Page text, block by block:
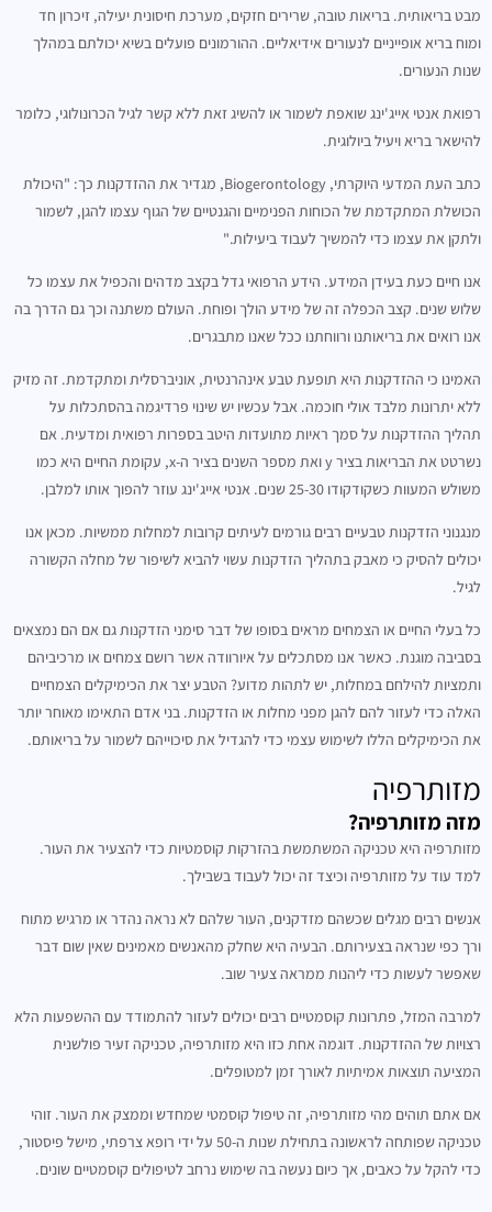
מבט בריאותית. בריאות טובה, שרירים חזקים, מערכת חיסונית יעילה, זיכרון חד
ומוח בריא אופייניים לנעורים אידיאליים. ההורמונים פועלים בשיא יכולתם במהלך
שנות הנעורים.
רפואת אנטי אייג'ינג שואפת לשמור או להשיג זאת ללא קשר לגיל הכרונולוגי, כלומר
להישאר בריא ויעיל ביולוגית.
כתב העת המדעי היוקרתי, Biogerontology, מגדיר את ההזדקנות כך: "היכולת
הכושלת המתקדמת של הכוחות הפנימיים והגנטיים של הגוף עצמו להגן, לשמור
ולתקן את עצמו כדי להמשיך לעבוד ביעילות."
אנו חיים כעת בעידן המידע. הידע הרפואי גדל בקצב מדהים והכפיל את עצמו כל
שלוש שנים. קצב הכפלה זה של מידע הולך ופוחת. העולם משתנה וכך גם הדרך בה
אנו רואים את בריאותנו ורווחתנו ככל שאנו מתבגרים.
האמינו כי ההזדקנות היא תופעת טבע אינהרנטית, אוניברסלית ומתקדמת. זה מזיק
ללא יתרונות מלבד אולי חוכמה. אבל עכשיו יש שינוי פרדיגמה בהסתכלות על
תהליך ההזדקנות על סמך ראיות מתועדות היטב בספרות רפואית ומדעית. אם
נשרטט את הבריאות בציר y ואת מספר השנים בציר ה-x, עקומת החיים היא כמו
משולש המעוות כשקודקודו 25-30 שנים. אנטי אייג'ינג עוזר להפוך אותו למלבן.
מנגנוני הזדקנות טבעיים רבים גורמים לעיתים קרובות למחלות ממשיות. מכאן אנו
יכולים להסיק כי מאבק בתהליך הזדקנות עשוי להביא לשיפור של מחלה הקשורה
לגיל.
כל בעלי החיים או הצמחים מראים בסופו של דבר סימני הזדקנות גם אם הם נמצאים
בסביבה מוגנת. כאשר אנו מסתכלים על איורוודה אשר רושם צמחים או מרכיביהם
ותמציות להילחם במחלות, יש לתהות מדוע? הטבע יצר את הכימיקלים הצמחיים
האלה כדי לעזור להם להגן מפני מחלות או הזדקנות. בני אדם התאימו מאוחר יותר
את הכימיקלים הללו לשימוש עצמי כדי להגדיל את סיכוייהם לשמור על בריאותם.
מזותרפיה
מזה מזותרפיה?
מזותרפיה היא טכניקה המשתמשת בהזרקות קוסמטיות כדי להצעיר את העור.
למד עוד על מזותרפיה וכיצד זה יכול לעבוד בשבילך.
אנשים רבים מגלים שכשהם מזדקנים, העור שלהם לא נראה נהדר או מרגיש מתוח
ורך כפי שנראה בצעירותם. הבעיה היא שחלק מהאנשים מאמינים שאין שום דבר
שאפשר לעשות כדי ליהנות ממראה צעיר שוב.
למרבה המזל, פתרונות קוסמטיים רבים יכולים לעזור להתמודד עם ההשפעות הלא
רצויות של ההזדקנות. דוגמה אחת כזו היא מזותרפיה, טכניקה זעיר פולשנית
המציעה תוצאות אמיתיות לאורך זמן למטופלים.
אם אתם תוהים מהי מזותרפיה, זה טיפול קוסמטי שמחדש וממצק את העור. זוהי
טכניקה שפותחה לראשונה בתחילת שנות ה-50 על ידי רופא צרפתי, מישל פיסטור,
כדי להקל על כאבים, אך כיום נעשה בה שימוש נרחב לטיפולים קוסמטיים שונים.